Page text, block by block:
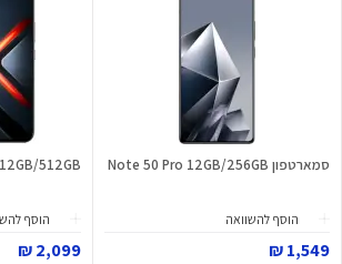
סמארטפון Note 50 Pro 12GB/256GB
הוסף להשוואה
1,549 ₪
512GB
הוסף
2,099 ₪